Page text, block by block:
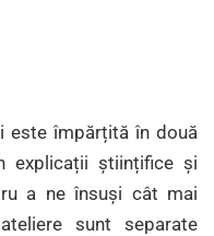
este împărțită în două
explicații științifice și
a ne însuși cât mai
sunt separate